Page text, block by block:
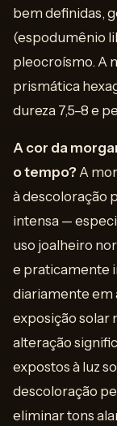
bem definidas,
(espodumênio
pleocroísmo. A
prismática
dureza 7,5–8 e
A cor da
o tempo?A
à descoloração
intensa —
uso joalheiro
e praticamente
diariamente em
exposição solar
alteração
expostos à luz
descoloração
eliminar tons